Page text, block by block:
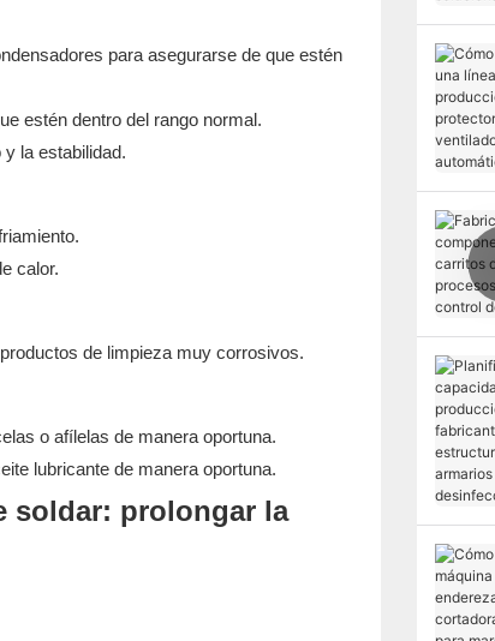
para asegurarse de que estén
estén dentro del rango normal.
la estabilidad.
calor.
de limpieza muy corrosivos.
o afílelas de manera oportuna.
lubricante de manera oportuna.